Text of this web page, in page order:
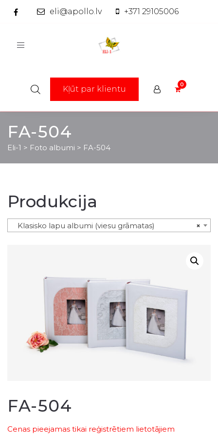
eli@apollo.lv +371 29105006
Toggle
Kļūt par klientu
FA-504
Eli-1 > Foto albumi > FA-504
Produkcija
×
Klasisko lapu albumi (viesu grāmatas)
FA-504
Cenas pieejamas tikai reģistrētiem lietotājiem